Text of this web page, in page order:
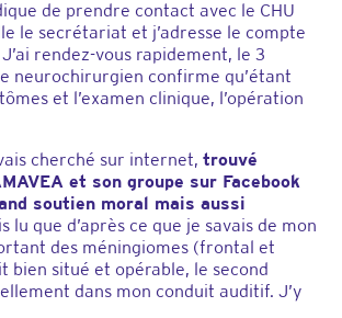
de prendre contact avec le CHU
le secrétariat et j’adresse le compte
rendez-vous rapidement, le 3
neurochirurgien confirme qu’étant
et l’examen clinique, l’opération
cherché sur internet, trouvé
et son groupe sur Facebook
soutien moral mais aussi
lu que d’après ce que je savais de mon
des méningiomes (frontal et
bien situé et opérable, le second
dans mon conduit auditif. J’y